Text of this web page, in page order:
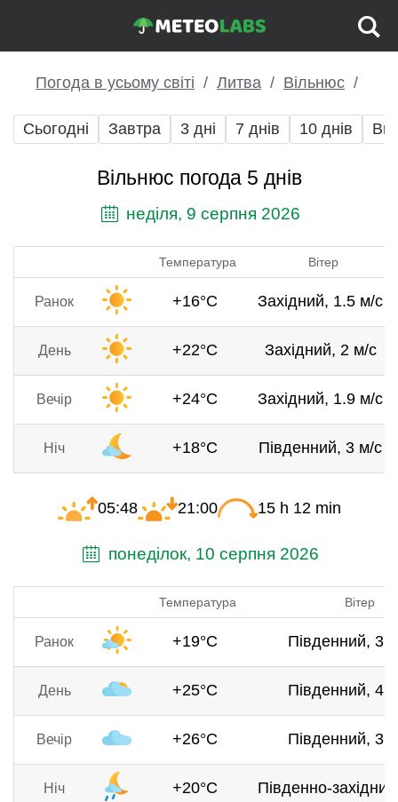
Погода в усьому світі Литва Вільнюс
Сьогодні Завтра 3 дні 7 днів 10 днів
Вільнюс погода 5 днів
неділя, 9 серпня 2026
Температура Вітер
Ранок +16°C Західний, 1.5 м/с
День +22°C Західний, 2 м/с
Вечір +24°C Західний, 1.9 м/с
Ніч +18°C Південний, 3 м/с
05:48 21:00 15 h 12 min
понеділок, 10 серпня 2026
Температура Вітер
Ранок +19°C Південний,
День +25°C Південний,
Вечір +26°C Південний,
Ніч +20°C Південно-